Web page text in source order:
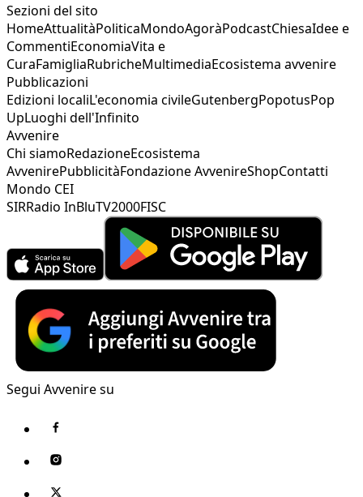
Sezioni del sito
HomeAttualitàPoliticaMondoAgoràPodcastChiesaIdee e
CommentiEconomiaVita e
CuraFamigliaRubricheMultimediaEcosistema avvenire
Pubblicazioni
Edizioni localiL'economia civileGutenbergPopotusPop
UpLuoghi dell'Infinito
Avvenire
Chi siamoRedazioneEcosistema
AvvenirePubblicitàFondazione AvvenireShopContatti
Mondo CEI
SIRRadio InBluTV2000FISC
Segui Avvenire su